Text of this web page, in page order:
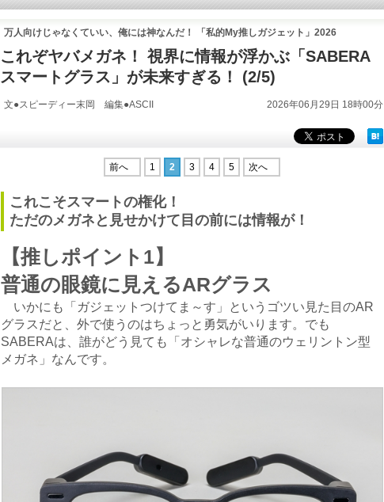
万人向けじゃなくていい、俺には神なんだ！ 「私的My推しガジェット」2026
これぞヤバメガネ！ 視界に情報が浮かぶ「SABERA
スマートグラス」が未来すぎる！ (2/5)
文●スピーディー末岡 編集●ASCII 2026年06月29日 18時00分
前へ 1 2 3 4 5 次へ
これこそスマートの権化！
ただのメガネと見せかけて目の前には情報が！
【推しポイント1】
普通の眼鏡に見えるARグラス
いかにも「ガジェットつけてま～す」というゴツい見た目のAR
グラスだと、外で使うのはちょっと勇気がいります。でも
SABERAは、誰がどう見ても「オシャレな普通のウェリントン型
メガネ」なんです。